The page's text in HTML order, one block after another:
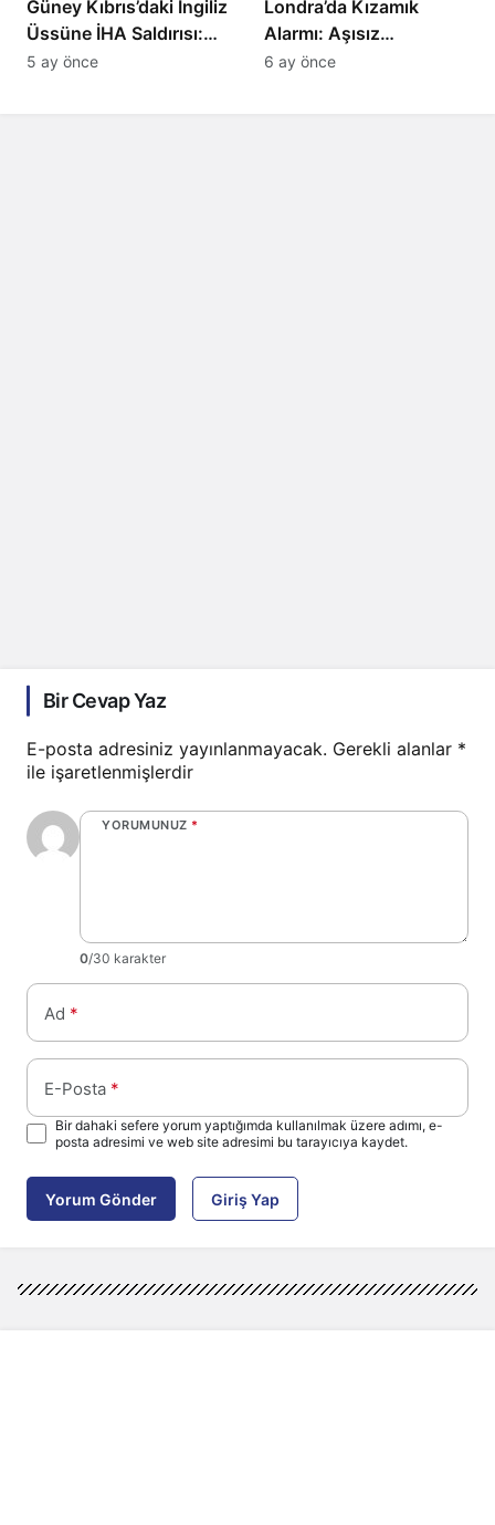
Güney Kıbrıs’daki İngiliz
Üssüne İHA Saldırısı:
Patlama, Sirenler ve
5 ay önce
Londra’da Kızamık
Alarmı: Aşısız
Öğrenciler Okullardan
6 ay önce
Bir Cevap Yaz
E-posta adresiniz yayınlanmayacak. Gerekli alanlar *
ile işaretlenmişlerdir
YORUMUNUZ *
0/30 karakter
Ad *
E-Posta *
Bir dahaki sefere yorum yaptığımda kullanılmak üzere adımı, e-
posta adresimi ve web site adresimi bu tarayıcıya kaydet.
Yorum Gönder Giriş Yap